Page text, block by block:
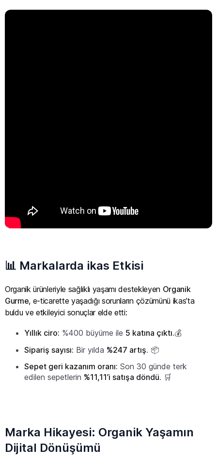
📊 Markalarda ikas Etkisi
Organik ürünleriyle sağlıklı yaşamı destekleyen Organik
Gurme, e-ticarette yaşadığı sorunların çözümünü ikas’ta
buldu ve etkileyici sonuçlar elde etti:
Yıllık ciro: %400 büyüme ile 5 katına çıktı.💰
Sipariş sayısı: Bir yılda %247 artış. 📦
Sepet geri kazanım oranı: Son 30 günde terk
edilen sepetlerin %11,11’i satışa döndü. 🛒
Marka Hikayesi: Organik Yaşamın
Dijital Dönüşümü